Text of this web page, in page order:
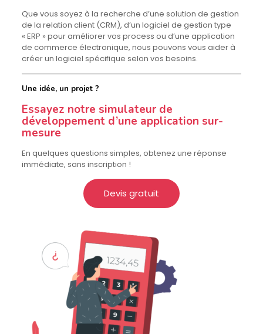
Que vous soyez à la recherche d’une solution de gestion
de la relation client (CRM), d’un logiciel de gestion type
« ERP » pour améliorer vos process ou d’une application
de commerce électronique, nous pouvons vous aider à
créer un logiciel spécifique selon vos besoins.
Une idée, un projet ?
Essayez notre simulateur de
développement d’une application sur-
mesure
En quelques questions simples, obtenez une réponse
immédiate, sans inscription !
Devis gratuit